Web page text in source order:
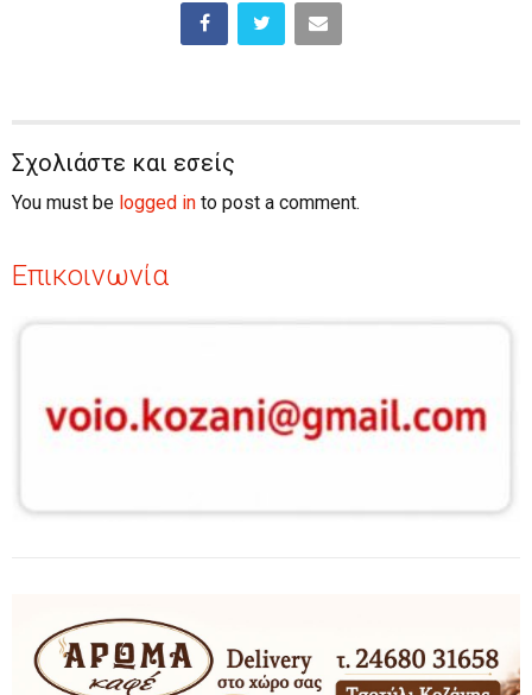
Σχολιάστε και εσείς
You must be logged in to post a comment.
Επικοινωνία